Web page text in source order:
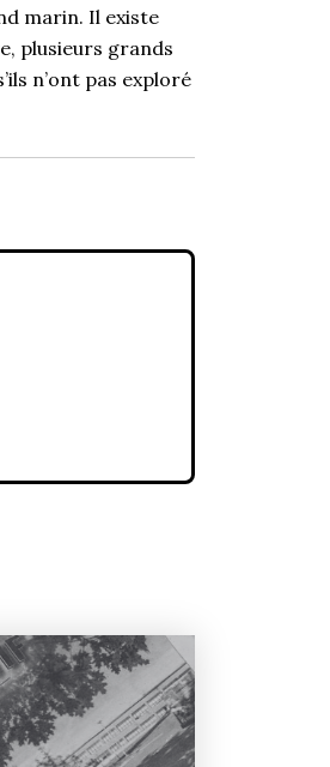
marin. Il existe
plusieurs grands
n’ont pas exploré